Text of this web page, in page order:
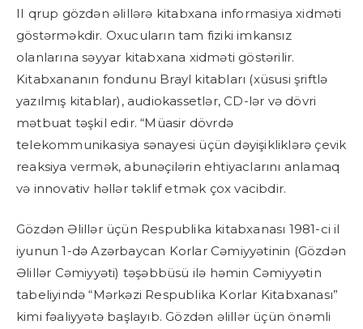
II qrup gözdən əlillərə kitabxana informasiya xidməti
göstərməkdir. Oxucuların tam fiziki imkansız
olanlarına səyyar kitabxana xidməti göstərilir.
Kitabxananın fondunu Brayl kitabları (xüsusi şriftlə
yazılmış kitablar), audiokassetlər, CD-lər və dövri
mətbuat təşkil edir. “Müasir dövrdə
telekommunikasiya sənayesi üçün dəyişikliklərə çevik
reaksiya vermək, abunəçilərin ehtiyaclarını anlamaq
və innovativ həllər təklif etmək çox vacibdir.
Gözdən Əlillər üçün Respublika kitabxanası 1981-ci il
iyunun 1-də Azərbaycan Korlar Cəmiyyətinin (Gözdən
Əlillər Cəmiyyəti) təşəbbüsü ilə həmin Cəmiyyətin
tabeliyində “Mərkəzi Respublika Korlar Kitabxanası”
kimi fəaliyyətə başlayıb. Gözdən əlillər üçün önəmli